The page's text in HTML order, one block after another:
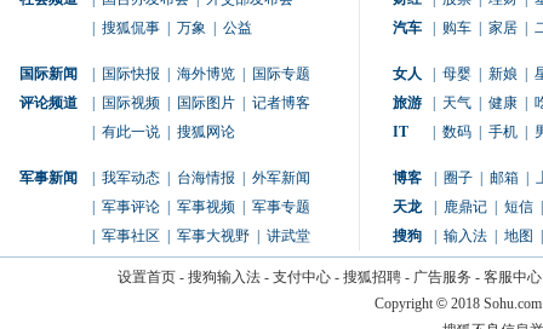
搜狐侃事 万象 公益
国际新闻 国际快报 海外博览
国际专题
国际视频 国际图片 记者博客
评论频道
有此一说 搜狐网论
军事新闻 我军动态 台海情报
外军新闻
军事评论 军事视频
军事专题
军事社区 军事大视野 讲武堂
汽车
购车 家居
女人 母婴 新娘
旅游
天气 健康
IT
数码 手机
博客 圈子 邮箱
天龙
鹿鼎记 短信
搜狗
输入法 地图
设置首页- 搜狗输入法- 支付中心- 搜狐招聘- 广告服务 - 客服中心
Copyright © 2018